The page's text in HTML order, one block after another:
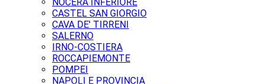
CASTEL SAN GIORGIO
CAVA DE' TIRRENI
SALERNO
IRNO-COSTIERA
ROCCAPIEMONTE
POMPEI
NAPOLI E PROVINCIA